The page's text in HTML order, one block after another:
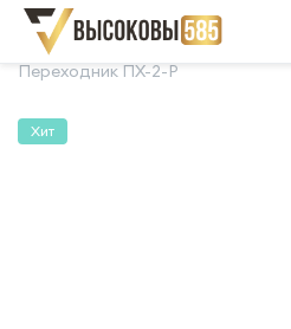
Главная Склад готовой
Переходник ПХ-2-Р
Хит